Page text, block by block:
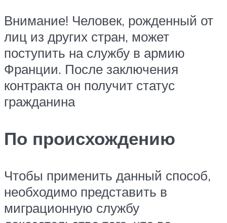
Внимание! Человек, рожденный от
лиц из других стран, может
поступить на службу в армию
Франции. После заключения
контракта он получит статус
гражданина
По происхождению
Чтобы применить данный способ,
необходимо представить в
миграционную службу